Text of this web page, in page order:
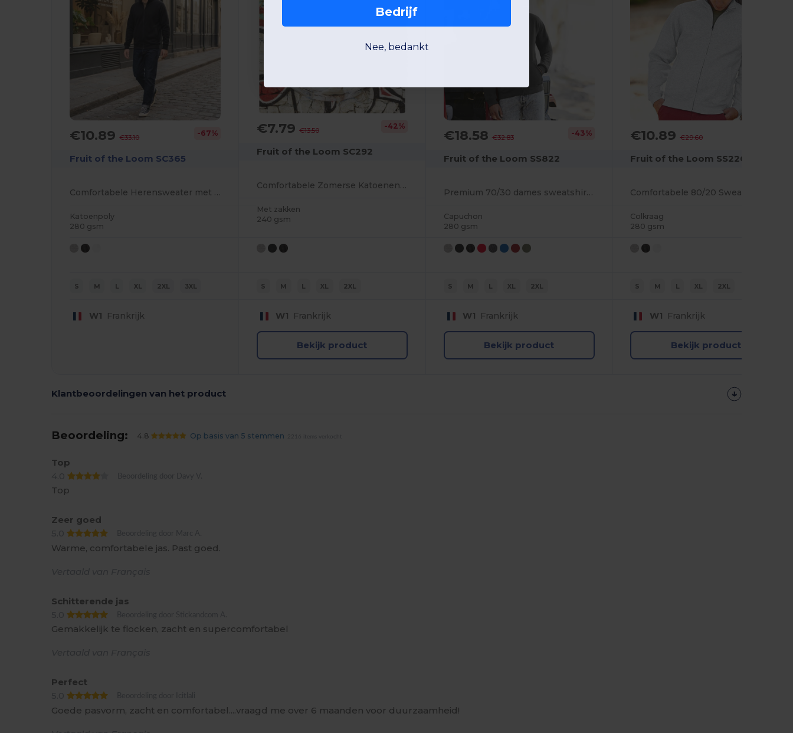
€10.89€33.10 -67%
Fruit of the Loom SC365
Comfortabele Herensweater met Fleece en Onzichtbare Rits
Katoenpoly
280 gsm
S M L XL 2XL 3XL
W1 Frankrijk
€7.79 €13.50 -42%
Fruit of the Loom SC292
Comfortabele Zomerse Katoenen Korte Broek
Met zakken
240 gsm
S M L XL 2XL
W1 Frankrijk
Bekijk product
€18.58€32.83 -43%
Fruit of the Loom SS822
Premium 70/30 dames sweatshirt jack met capuchon
Capuchon
280 gsm
S M L XL 2XL
W1 Frankrijk
Bekijk product
€10.89€29.60
Fruit of the Loom SS226
Colkraag
280 gsm
S M L XL 2XL
W1 Frankrijk
Bekijk product
Klantbeoordelingen van het product
Beoordeling: 4.8 Op basis van 5 stemmen
Top
4.0
Top
Zeer goed
5.0
Warme, comfortabele jas. Past goed.
Schitterende jas
5.0
Gemakkelijk te flocken, zacht en supercomfortabel
Perfect
5.0
Goede pasvorm, zacht en comfortabel....vraagd me over 6 maanden voor duurzaamheid!
Bedrijf
Nee, bedankt